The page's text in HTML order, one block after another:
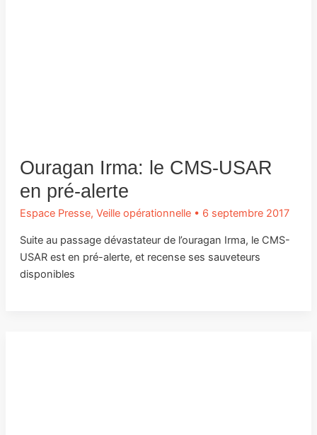
Ouragan Irma: le CMS-USAR
en pré-alerte
Espace Presse, Veille opérationnelle• 6 septembre 2017
Suite au passage dévastateur de l’ouragan Irma, le CMS-
USAR est en pré-alerte, et recense ses sauveteurs
disponibles